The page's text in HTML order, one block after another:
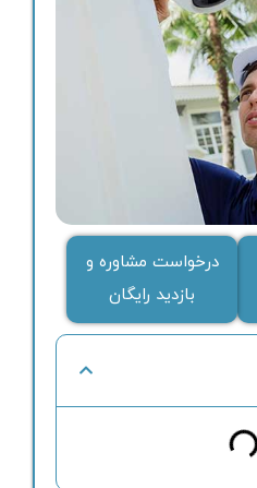
درخواست مشاوره و
بازدید رایگان